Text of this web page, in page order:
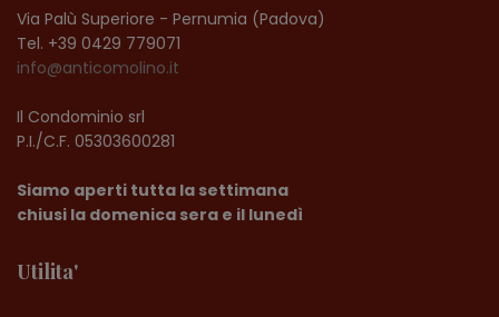
Via Palù Superiore - Pernumia (Padova)
Tel. +39 0429 779071
info@anticomolino.it
Il Condominio srl
P.I./C.F. 05303600281
Siamo aperti tutta la settimana
chiusi la domenica sera e il lunedì
Utilita'